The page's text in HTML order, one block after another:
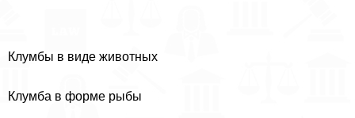
Клумбы в виде животных
Клумба в форме рыбы